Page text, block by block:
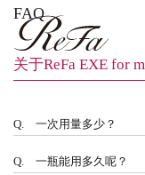
FAQ
关于ReFa EXE for
Q. 一次用量多少？
Q. 一瓶能用多久呢？